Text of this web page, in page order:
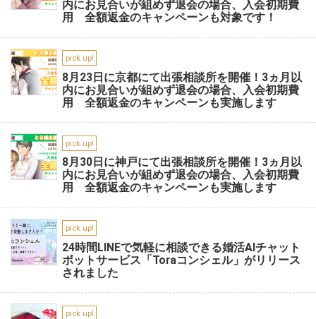
内にお見合いが組めず退会の場合、入会初期費
用 全額返金のキャンペーンも対象です！
pick up!
8月23日に京都にて出張相談所を開催！3ヵ月以
内にお見合いが組めず退会の場合、入会初期費
用 全額返金のキャンペーンも実施します
pick up!
8月30日に神戸にて出張相談所を開催！3ヵ月以
内にお見合いが組めず退会の場合、入会初期費
用 全額返金のキャンペーンも実施します
pick up!
24時間LINEで気軽に相談できる婚活AIチャット
ボットサービス「Toraコンシェル」がリリース
されました
pick up!